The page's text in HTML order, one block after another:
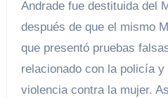
Andrade fue destituida del
después de que el mismo
que presentó pruebas
relacionado con la policía
violencia contra la mujer.